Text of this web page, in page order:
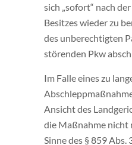
sich „sofort“ nach
Besitzes wieder zu
des unberechtigten
störenden Pkw
Im Falle eines zu
Ansicht des
die Maßnahme nicht
Sinne des § 859 Abs.